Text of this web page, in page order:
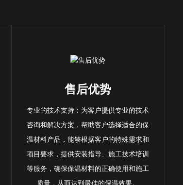
售后优势
专业的技术支持：为客户提供专业的技术
咨询和解决方案，帮助客户选择适合的保
温材料产品，能够根据客户的特殊需求和
项目要求，提供安装指导、施工技术培训
等服务，确保保温材料的正确使用和施工
质量，从而达到最佳的保温效果。